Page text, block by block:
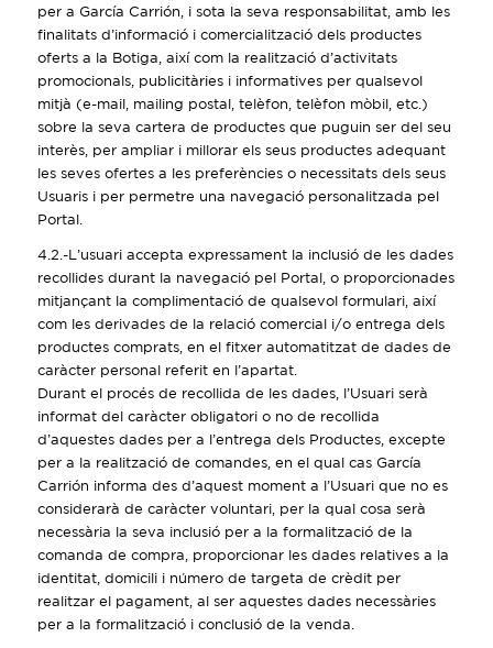
per a García Carrión, i sota la seva responsabilitat, amb les
finalitats d’informació i comercialització dels productes
oferts a la Botiga, així com la realització d’activitats
promocionals, publicitàries i informatives per qualsevol
mitjà (e-mail, mailing postal, telèfon, telèfon mòbil, etc.)
sobre la seva cartera de productes que puguin ser del seu
interès, per ampliar i millorar els seus productes adequant
les seves ofertes a les preferències o necessitats dels seus
Usuaris i per permetre una navegació personalitzada pel
Portal.
4.2.-L’usuari accepta expressament la inclusió de les dades
recollides durant la navegació pel Portal, o proporcionades
mitjançant la complimentació de qualsevol formulari, així
com les derivades de la relació comercial i/o entrega dels
productes comprats, en el fitxer automatitzat de dades de
caràcter personal referit en l’apartat.
Durant el procés de recollida de les dades, l’Usuari serà
informat del caràcter obligatori o no de recollida
d’aquestes dades per a l’entrega dels Productes, excepte
per a la realització de comandes, en el qual cas García
Carrión informa des d’aquest moment a l’Usuari que no es
considerarà de caràcter voluntari, per la qual cosa serà
necessària la seva inclusió per a la formalització de la
comanda de compra, proporcionar les dades relatives a la
identitat, domicili i número de targeta de crèdit per
realitzar el pagament, al ser aquestes dades necessàries
per a la formalització i conclusió de la venda.